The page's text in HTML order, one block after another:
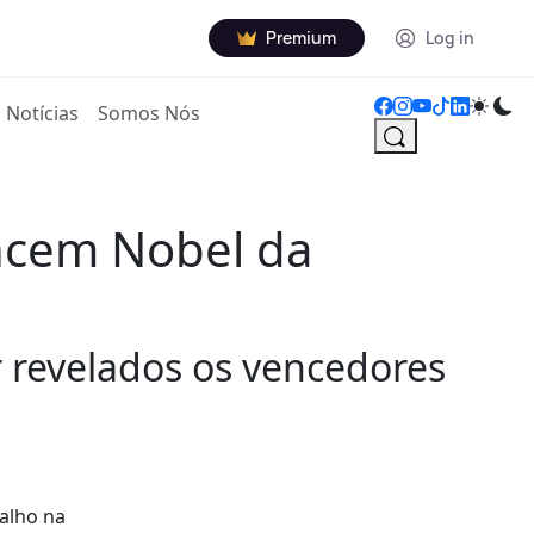
Premium Log in
Notícias Somos Nós
Nobel da
os vencedores
na